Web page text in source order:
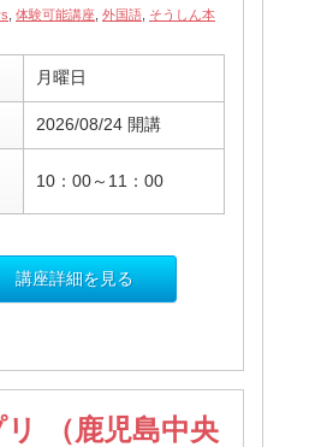
体験可能講座 外国語 そうしん本
月曜日
2026/08/24 開講
10：00～11：00
講座詳細を見る
（鹿児島中央